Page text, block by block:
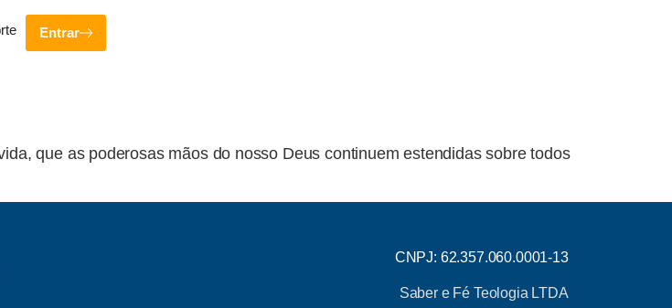
Entrar
que as poderosas mãos do nosso Deus continuem estendidas sobre todos
CNPJ: 62.357.060.0001-13
Saber e Fé Teologia LTDA